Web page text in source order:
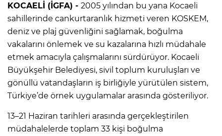
KOCAELİ (İGFA) - 2005 yılından bu yana Kocaeli
sahillerinde cankurtaranlık hizmeti veren KOSKEM,
deniz ve plaj güvenliğini sağlamak, boğulma
vakalarını önlemek ve su kazalarına hızlı müdahale
etmek amacıyla çalışmalarını sürdürüyor. Kocaeli
Büyükşehir Belediyesi, sivil toplum kuruluşları ve
gönüllü vatandaşların iş birliğiyle yürütülen sistem,
Türkiye’de örnek uygulamalar arasında gösteriliyor.
13–21 Haziran tarihleri arasında gerçekleştirilen
müdahalelerde toplam 33 kişi boğulma